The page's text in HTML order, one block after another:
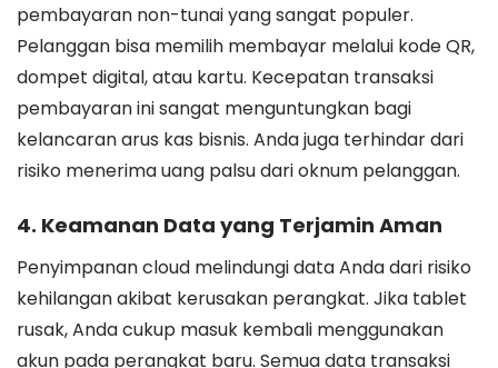
pembayaran non-tunai yang sangat populer.
Pelanggan bisa memilih membayar melalui kode QR,
dompet digital, atau kartu. Kecepatan transaksi
pembayaran ini sangat menguntungkan bagi
kelancaran arus kas bisnis. Anda juga terhindar dari
risiko menerima uang palsu dari oknum pelanggan.
4. Keamanan Data yang Terjamin Aman
Penyimpanan cloud melindungi data Anda dari risiko
kehilangan akibat kerusakan perangkat. Jika tablet
rusak, Anda cukup masuk kembali menggunakan
akun pada perangkat baru. Semua data transaksi